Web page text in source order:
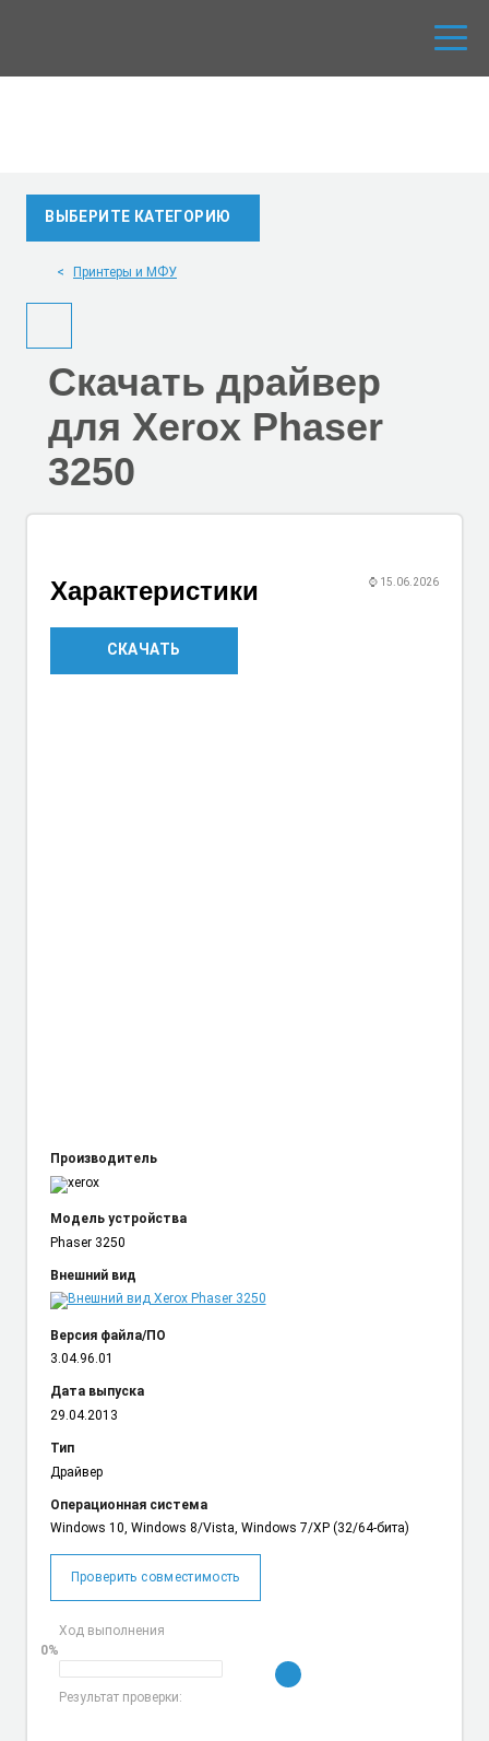
ВЫБЕРИТЕ КАТЕГОРИЮ
Принтеры и МФУ
Скачать драйвер
для Xerox Phaser
3250
⌚ 15.06.2026
Характеристики
Производитель
Модель устройства
Phaser 3250
Внешний вид
Версия файла/ПО
3.04.96.01
Дата выпуска
29.04.2013
Тип
Драйвер
Операционная система
Windows 10, Windows 8/Vista, Windows 7/XP (32/64-бита)
Проверить совместимость
Ход выполнения
0%
Результат проверки:
СКАЧАТЬ